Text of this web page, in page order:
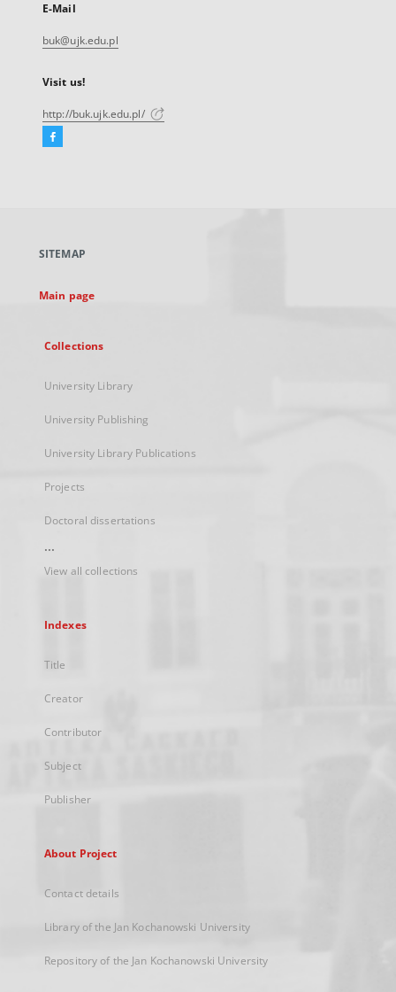
E-Mail
buk@ujk.edu.pl
Visit us!
http://buk.ujk.edu.pl/
Facebook
new
SITEMAP
Main page
Collections
University Library
University Publishing
University Library Publications
Projects
Doctoral dissertations
...
View all collections
Indexes
Title
Creator
Contributor
Subject
Publisher
About Project
Contact details
Library of the Jan Kochanowski University
Repository of the Jan Kochanowski University